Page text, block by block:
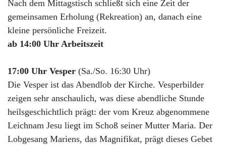
Nach dem Mittagstisch schließt sich eine Zeit der
gemeinsamen Erholung (Rekreation) an, danach eine
kleine persönliche Freizeit.
ab 14:00 Uhr Arbeitszeit
17:00 Uhr Vesper (Sa./So. 16:30 Uhr)
Die Vesper ist das Abendlob der Kirche. Vesperbilder
zeigen sehr anschaulich, was diese abendliche Stunde
heilsgeschichtlich prägt: der vom Kreuz abgenommene
Leichnam Jesu liegt im Schoß seiner Mutter Maria. Der
Lobgesang Mariens, das Magnifikat, prägt dieses Gebet